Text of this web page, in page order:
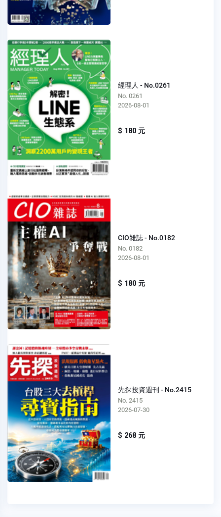
經理人 - No.0261
No. 0261
2026-08-01
$ 180 元
CIO雜誌 - No.0182
No. 0182
2026-08-01
$ 180 元
先探投資週刊 - No.2415
No. 2415
2026-07-30
$ 268 元